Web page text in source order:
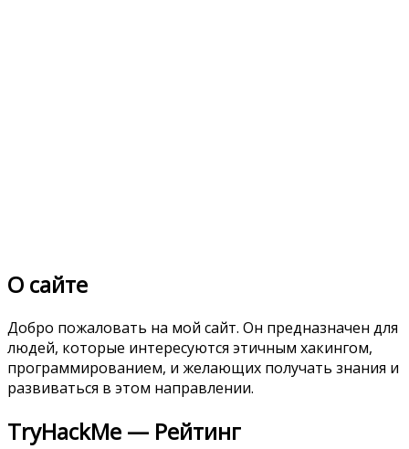
О сайте
Добро пожаловать на мой сайт. Он предназначен для
людей, которые интересуются этичным хакингом,
программированием, и желающих получать знания и
развиваться в этом направлении.
TryHackMe — Рейтинг